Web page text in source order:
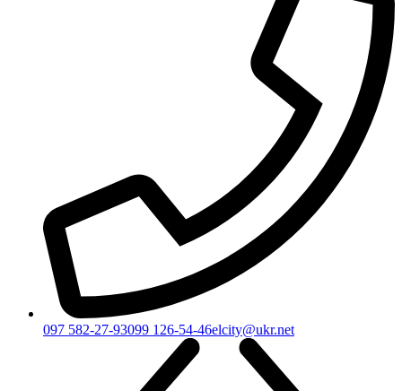
097 582-27-93099 126-54-46elcity@ukr.net